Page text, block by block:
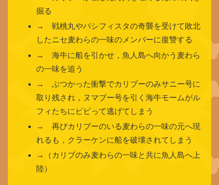
掘る
→ 戦桃丸やパシフィスタの奇襲を受けて敗北
したニセ麦わらの一味のメンバーに復讐する
→ 海牛に船を引かせ，魚人島へ向かう麦わら
の一味を追う
→ ぶつかった衝撃でカリブーのみサニー号に
取り残され，ヌマブー号を引く海牛モームがル
フィたちにビビって逃げてしまう
→ 再びカリブーのいる麦わらの一味の元へ現
れるも，クラーケンに船を破壊されてしまう
→（カリブのみ麦わらの一味と共に魚人島へ上
陸）